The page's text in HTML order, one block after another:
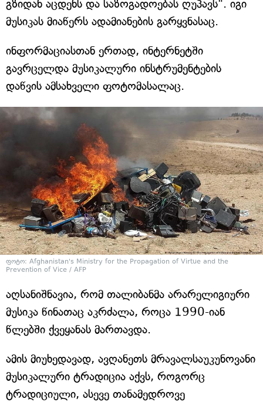
გზიდან აცდენს და საზოგადოებას ღუპავს". იგი
მუსიკას მიაწერს ადამიანების გარყვნასაც.
ინფორმაციასთან ერთად, ინტერნეტში
გავრცელდა მუსიკალური ინსტრუმენტების
დაწვის ამსახველი ფოტომასალაც.
ფოტო: Afghanistan's Ministry for the Propagation of Virtue and the
Prevention of Vice / AFP
აღსანიშნავია, რომ თალიბანმა არარელიგიური
მუსიკა წინათაც აკრძალა, როცა 1990-იან
წლებში ქვეყანას მართავდა.
ამის მიუხედავად, ავღანეთს მრავალსაუკუნოვანი
მუსიკალური ტრადიცია აქვს, როგორც
ტრადიციული, ასევე თანამედროვე